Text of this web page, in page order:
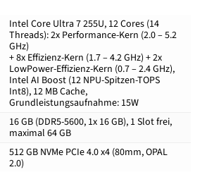
Intel Core Ultra 7 255U, 12 Cores (14
Threads): 2x Performance-Kern (2.0 – 5.2
GHz)
+ 8x Effizienz-Kern (1.7 – 4.2 GHz) + 2x
LowPower-Effizienz-Kern (0.7 – 2.4 GHz),
Intel AI Boost (12 NPU-Spitzen-TOPS
Int8), 12 MB Cache,
Grundleistungsaufnahme: 15W
16 GB (DDR5-5600, 1x 16 GB), 1 Slot frei,
maximal 64 GB
512 GB NVMe PCIe 4.0 x4 (80mm, OPAL
2.0)